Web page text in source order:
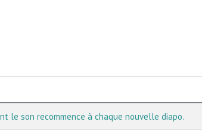
le son recommence à chaque nouvelle diapo.